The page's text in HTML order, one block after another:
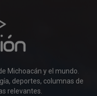
Michoacán y el mundo.
deportes, columnas de
relevantes.